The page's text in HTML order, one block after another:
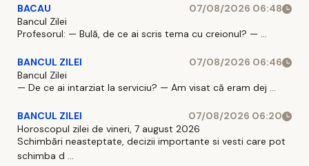
BACAU
07/08/2026 06:48
Bancul Zilei
Profesorul: — Bulă, de ce ai scris tema cu creionul? — ...
BANCUL ZILEI
07/08/2026 06:46
Bancul Zilei
— De ce ai intarziat la serviciu? — Am visat că eram dej ...
BANCUL ZILEI
07/08/2026 06:20
Horoscopul zilei de vineri, 7 august 2026
Schimbări neasteptate, decizii importante si vesti care pot
schimba d ...